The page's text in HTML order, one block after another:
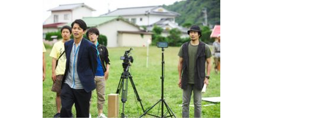
画
は
こ
の
街
で